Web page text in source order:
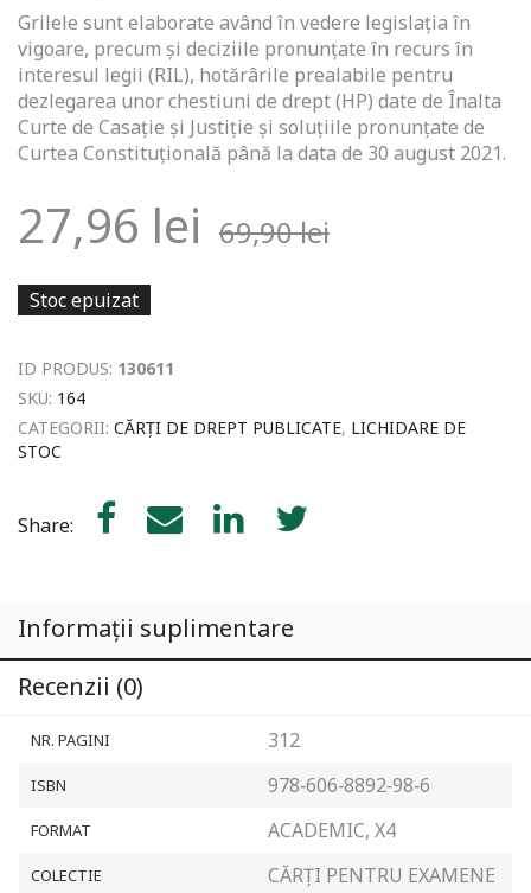
Grilele sunt elaborate având în vedere legislația în
vigoare, precum și deciziile pronunţate în recurs în
interesul legii (RIL), hotărârile prealabile pentru
dezlegarea unor chestiuni de drept (HP) date de Înalta
Curte de Casaţie şi Justiţie şi soluţiile pronunţate de
Curtea Constituţională până la data de 30 august 2021.
69,90lei
27,96 lei
Stoc epuizat
ID PRODUS: 130611
SKU: 164
CATEGORII: CĂRȚI DE DREPT PUBLICATE, LICHIDARE DE
STOC
Share:
Informații suplimentare
Recenzii (0)
NR. PAGINI 312
ISBN 978‐606‐8892‐98‐6
FORMAT ACADEMIC, X4
COLECTIE CĂRȚI PENTRU EXAMENE